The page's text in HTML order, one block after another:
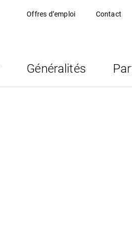
Offres d’emploi Contact
Généralités